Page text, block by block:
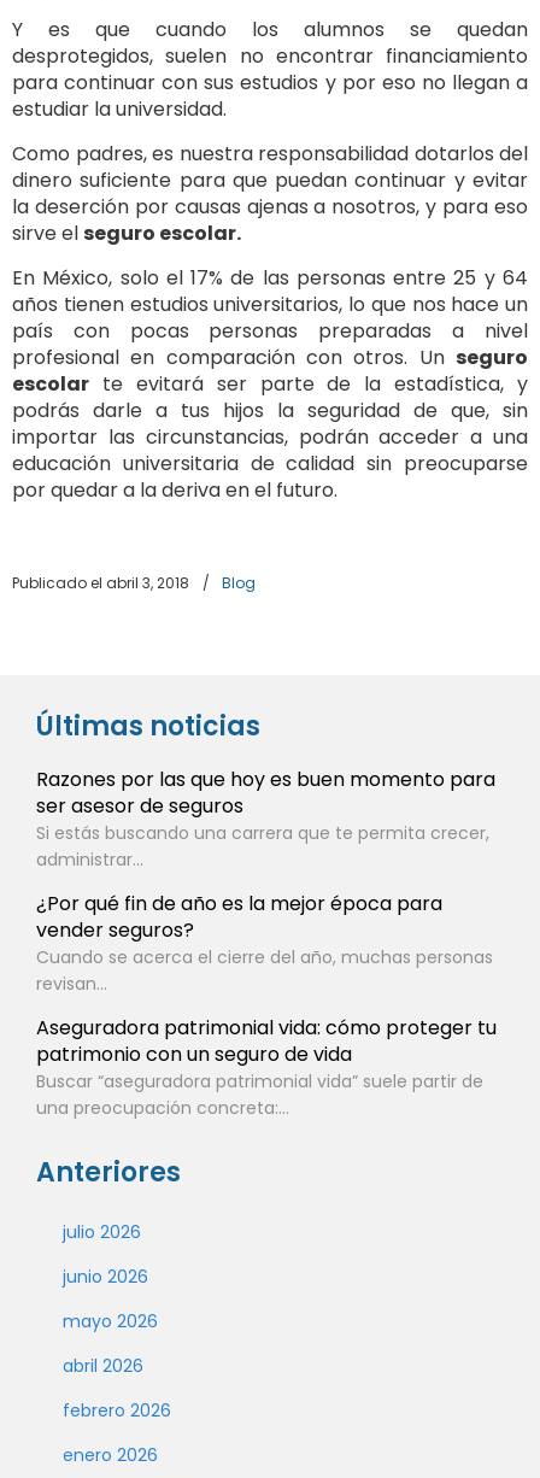
Y es que cuando los alumnos se quedan
desprotegidos, suelen no encontrar financiamiento
para continuar con sus estudios y por eso no llegan a
estudiar la universidad.
Como padres, es nuestra responsabilidad dotarlos del
dinero suficiente para que puedan continuar y evitar
la deserción por causas ajenas a nosotros, y para eso
sirve el seguro escolar.
En México, solo el 17% de las personas entre 25 y 64
años tienen estudios universitarios, lo que nos hace un
país con pocas personas preparadas a nivel
profesional en comparación con otros. Un seguro
escolar te evitará ser parte de la estadística, y
podrás darle a tus hijos la seguridad de que, sin
importar las circunstancias, podrán acceder a una
educación universitaria de calidad sin preocuparse
por quedar a la deriva en el futuro.
Publicado el abril 3, 2018 / Blog
Últimas noticias
Razones por las que hoy es buen momento para
ser asesor de seguros
Si estás buscando una carrera que te permita crecer,
administrar...
¿Por qué fin de año es la mejor época para
vender seguros?
Cuando se acerca el cierre del año, muchas personas
revisan...
Aseguradora patrimonial vida: cómo proteger tu
patrimonio con un seguro de vida
Buscar “aseguradora patrimonial vida” suele partir de
una preocupación concreta:...
Anteriores
julio 2026
junio 2026
mayo 2026
abril 2026
febrero 2026
enero 2026